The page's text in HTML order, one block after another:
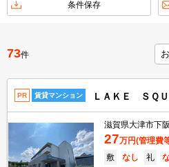
不動
TOP
条件保存
73件
PR 賃貸マンション ＬＡＫＥ ＳＱ
滋賀県大津市下
27万円(管理費
敷
なし 礼